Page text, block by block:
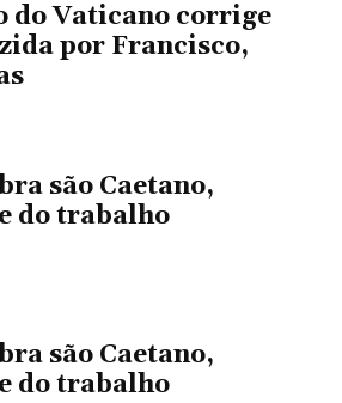
do Vaticano corrige
por Francisco,
são Caetano,
do trabalho
são Caetano,
do trabalho